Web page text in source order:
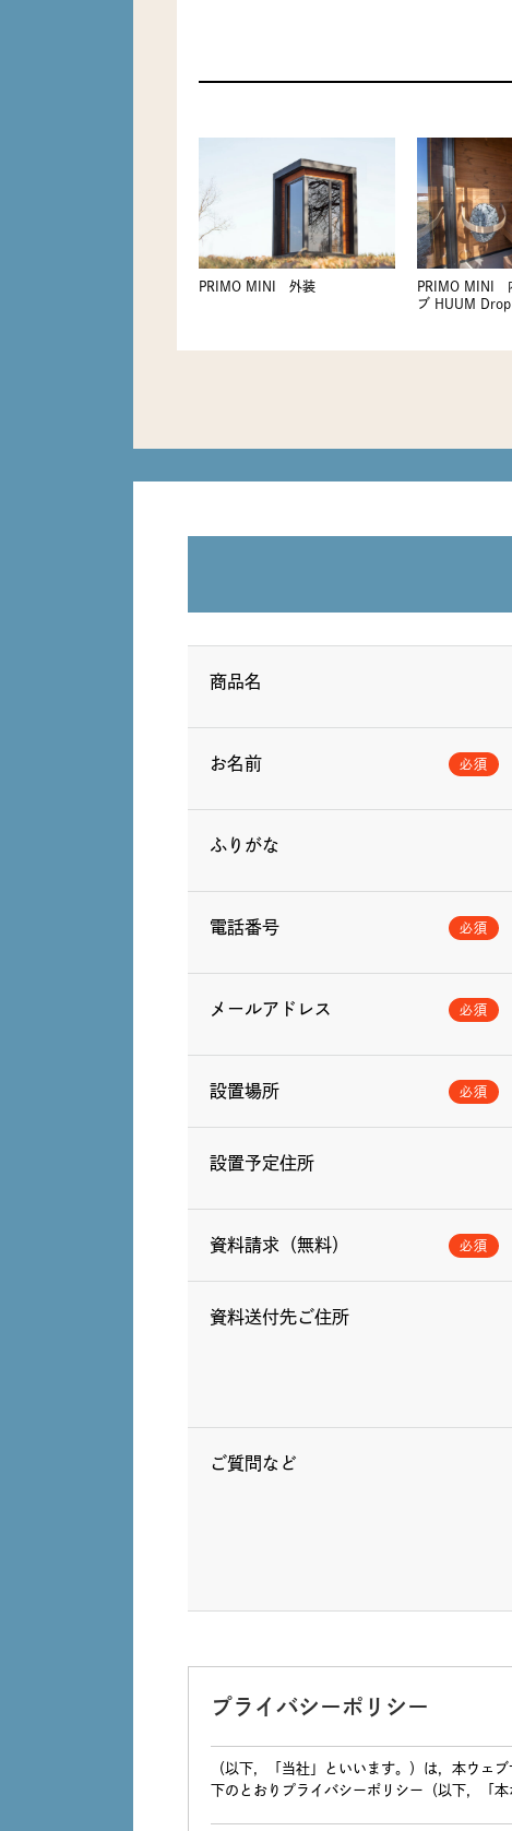
PRIMO MINI 外装
PRIMO MINI
ブ HUUM
商品名
お名前
ふりがな
電話番号
メールアドレス
設置場所
設置予定住所
資料請求（無料）
資料送付先ご住所
ご質問など
プライバシーポリシー
（以下，「当社」といいます。）は，本ウェ
下のとおりプライバシーポリシー（以下，「